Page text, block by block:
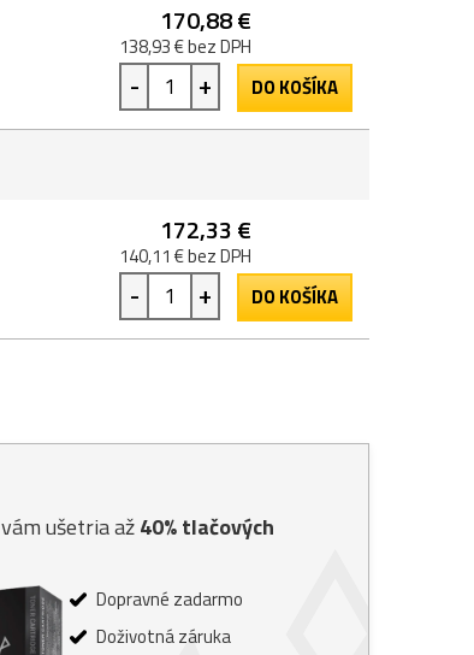
170,88 €
138,93 € bez DPH
- + DO KOŠÍKA
172,33 €
140,11 € bez DPH
- + DO KOŠÍKA
vám ušetria až40% tlačových
Dopravné zadarmo
Doživotná záruka